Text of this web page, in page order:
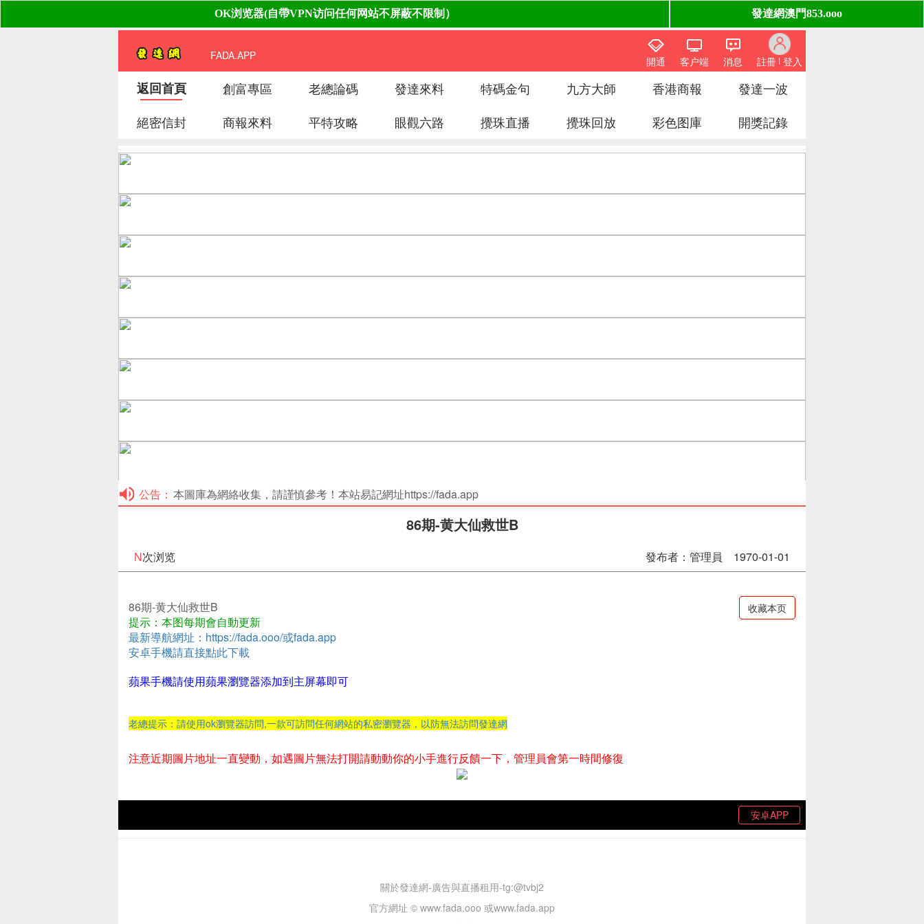
FADA.APP 註冊 登入
消息
客户端
開通
返回首頁 創富專區 老總論碼 發達來料 特碼金句 九方大師 香港商報
發達一波
絕密信封
商報來料 平特攻略 眼觀六路 攪珠直播 攪珠回放 彩色图庫 開獎記錄
公告： 本圖庫為網絡收集，請謹慎參考！本站易記網址https://fada.app
86期-黄大仙救世B
N次浏览 發布者：管理員 1970-01-01
86期-黄大仙救世B 收藏本页
提示：本图每期會自動更新
最新導航網址：https://fada.ooo/或fada.app
安卓手機請直接點此下載
蘋果手機請使用蘋果瀏覽器添加到主屏幕即可
老總提示：請使用ok瀏覽器訪問,一款可訪問任何網站的私密瀏覽器，以防無法訪問發達網
注意近期圖片地址一直變動，如遇圖片無法打開請動動你的小手進行反饋一下，管理員會第一時間修復
安卓APP
關於發達網-廣告與直播租用-tg:@tvbj2
官方網址 © www.fada.ooo 或www.fada.app